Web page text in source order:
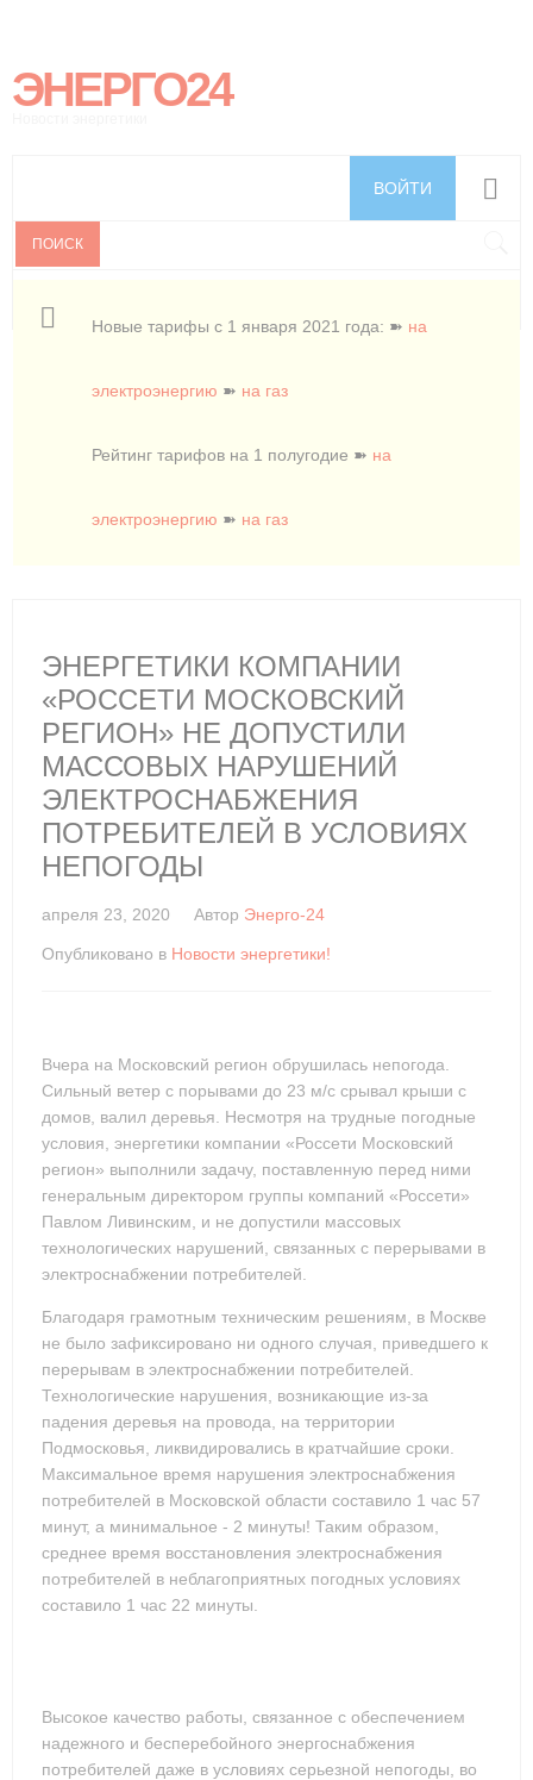
ЭНЕРГО24
ВОЙТИ
Новые тарифы с 1 января 2021 года: ➽ на
электроэнергию ➽ на газ
Рейтинг тарифов на 1 полугодие ➽ на
электроэнергию ➽ на газ
ПОИСК
ЭНЕРГЕТИКИ КОМПАНИИ
«РОССЕТИ МОСКОВСКИЙ
РЕГИОН» НЕ ДОПУСТИЛИ
МАССОВЫХ НАРУШЕНИЙ
ЭЛЕКТРОСНАБЖЕНИЯ
ПОТРЕБИТЕЛЕЙ В УСЛОВИЯХ
НЕПОГОДЫ
апреля 23, 2020 Автор Энерго-24
Опубликовано в Новости энергетики!
Вчера на Московский регион обрушилась непогода.
Сильный ветер с порывами до 23 м/с срывал крыши с
домов, валил деревья. Несмотря на трудные погодные
условия, энергетики компании «Россети Московский
регион» выполнили задачу, поставленную перед ними
генеральным директором группы компаний «Россети»
Павлом Ливинским, и не допустили массовых
технологических нарушений, связанных с перерывами в
электроснабжении потребителей.
Благодаря грамотным техническим решениям, в Москве
не было зафиксировано ни одного случая, приведшего к
перерывам в электроснабжении потребителей.
Технологические нарушения, возникающие из-за
падения деревья на провода, на территории
Подмосковья, ликвидировались в кратчайшие сроки.
Максимальное время нарушения электроснабжения
потребителей в Московской области составило 1 час 57
минут, а минимальное - 2 минуты! Таким образом,
среднее время восстановления электроснабжения
потребителей в неблагоприятных погодных условиях
составило 1 час 22 минуты.
Высокое качество работы, связанное с обеспечением
надежного и бесперебойного энергоснабжения
потребителей даже в условиях серьезной непогоды, во